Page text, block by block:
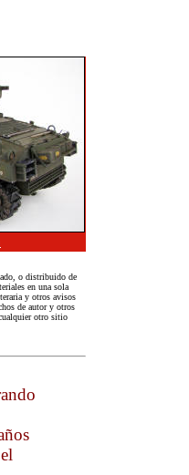
o distribuido de
en una sola
y otros avisos
de autor y otros
otro sitio